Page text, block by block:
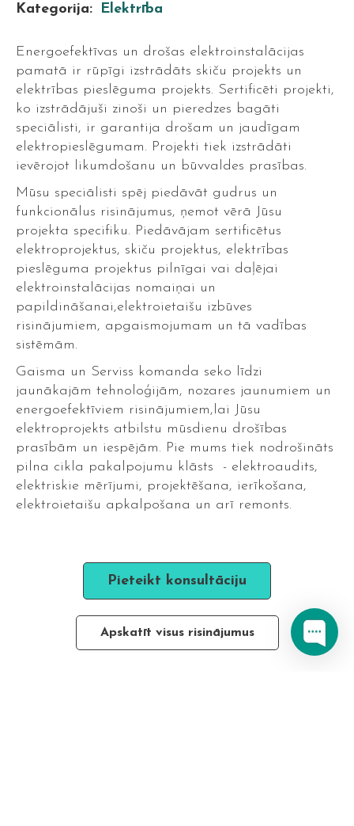
Kategorija: Elektrība
Energoefektīvas un drošas elektroinstalācijas
pamatā ir rūpīgi izstrādāts skiču projekts un
elektrības pieslēguma projekts. Sertificēti projekti,
ko izstrādājuši zinoši un pieredzes bagāti
speciālisti, ir garantija drošam un jaudīgam
elektropieslēgumam. Projekti tiek izstrādāti
ievērojot likumdošanu un būvvaldes prasības.
Mūsu speciālisti spēj piedāvāt gudrus un
funkcionālus risinājumus, ņemot vērā Jūsu
projekta specifiku. Piedāvājam sertificētus
elektroprojektus, skiču projektus, elektrības
pieslēguma projektus pilnīgai vai daļējai
elektroinstalācijas nomaiņai un
papildināšanai,elektroietaišu izbūves
risinājumiem, apgaismojumam un tā vadības
sistēmām.
Gaisma un Serviss komanda seko līdzi
jaunākajām tehnoloģijām, nozares jaunumiem un
energoefektīviem risinājumiem,lai Jūsu
elektroprojekts atbilstu mūsdienu drošības
prasībām un iespējām. Pie mums tiek nodrošināts
pilna cikla pakalpojumu klāsts - elektroaudits,
elektriskie mērījumi, projektēšana, ierīkošana,
elektroietaišu apkalpošana un arī remonts.
Pieteikt konsultāciju
Apskatīt visus risinājumus